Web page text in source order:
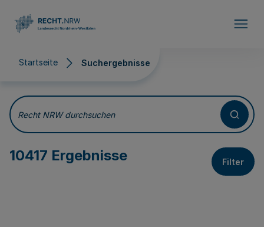
Startseite Suchergebnisse
Suchergebnisse
Recht NRW durchsuchen
10417 Ergebnisse Filter